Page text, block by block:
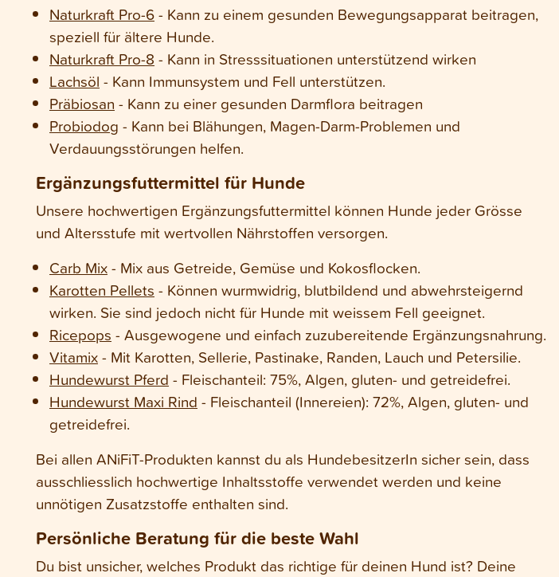
Naturkraft Pro-6- Kann zu einem gesunden Bewegungsapparat beitragen,
speziell für ältere Hunde.
Naturkraft Pro-8 - Kann in Stresssituationen unterstützend wirken
Lachsöl - Kann Immunsystem und Fell unterstützen.
Präbiosan - Kann zu einer gesunden Darmflora beitragen
Probiodog - Kann bei Blähungen, Magen-Darm-Problemen und
Verdauungsstörungen helfen.
Ergänzungsfuttermittel für Hunde
Unsere hochwertigen Ergänzungsfuttermittel können Hunde jeder Grösse
und Altersstufe mit wertvollen Nährstoffen versorgen.
Carb Mix- Mix aus Getreide, Gemüse und Kokosflocken.
Karotten Pellets - Können wurmwidrig, blutbildend und abwehrsteigernd
wirken. Sie sind jedoch nicht für Hunde mit weissem Fell geeignet.
Ricepops - Ausgewogene und einfach zuzubereitende Ergänzungsnahrung.
Vitamix- Mit Karotten, Sellerie, Pastinake, Randen, Lauch und Petersilie.
Hundewurst Pferd - Fleischanteil: 75%, Algen, gluten- und getreidefrei.
Hundewurst Maxi Rind - Fleischanteil (Innereien): 72%, Algen, gluten- und
getreidefrei.
Bei allen ANiFiT-Produkten kannst du als HundebesitzerIn sicher sein, dass
ausschliesslich hochwertige Inhaltsstoffe verwendet werden und keine
unnötigen Zusatzstoffe enthalten sind.
Persönliche Beratung für die beste Wahl
Du bist unsicher, welches Produkt das richtige für deinen Hund ist? Deine